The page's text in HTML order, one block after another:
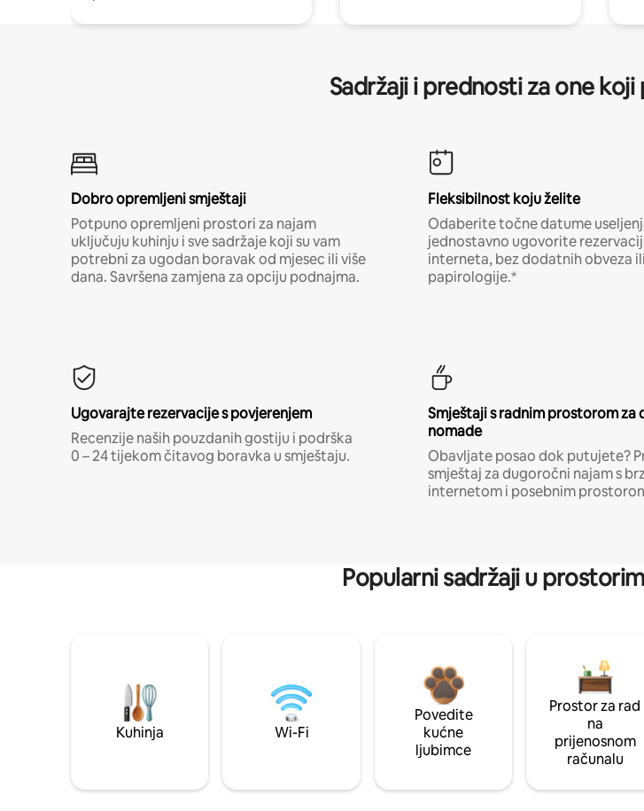
Sadržaji i prednosti za one
Dobro opremljeni smještaji
Potpuno opremljeni prostori za najam
uključuju kuhinju i sve sadržaje koji su vam
potrebni za ugodan boravak od mjesec ili više
dana. Savršena zamjena za opciju podnajma.
Fleksibilnost koju želite
Odaberite točne datume
jednostavno ugovorite
interneta, bez dodatnih obveza ili
papirologije.*
Ugovarajte rezervacije s povjerenjem
Recenzije naših pouzdanih gostiju i podrška
0 – 24 tijekom čitavog boravka u smještaju.
Smještaji s radnim prostorom za
nomade
Obavljate posao dok putujete?
smještaj za dugoročni najam s
internetom i posebnim
Popularni sadržaji u
Kuhinja Wi-Fi
Povedite
kućne
ljubimce
Prostor za rad
na
prijenosnom
računalu